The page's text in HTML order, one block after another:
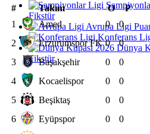
Fikstür
Avrupa Ligi
Konferans
Dünya
Fikstür
# Takım O
P
1
Amed 0
0
2
Erzurumspor FK 0
0
3
Başakşehir 0
0
4
Kocaelispor 0
0
5
Beşiktaş 0
0
6
Eyüpspor 0
0